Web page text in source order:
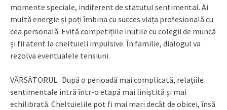
momente speciale, indiferent de statutul sentimental. Ai
multă energie și poți îmbina cu succes viața profesională cu
cea personală. Evită competițiile inutile cu colegii de muncă
și fii atent la cheltuieli impulsive. În familie, dialogul va
rezolva eventualele tensiuni.
VĂRSĂTORUL. După o perioadă mai complicată, relațiile
sentimentale intră într-o etapă mai liniștită și mai
echilibrată. Cheltuielile pot fi mai mari decât de obicei, însă